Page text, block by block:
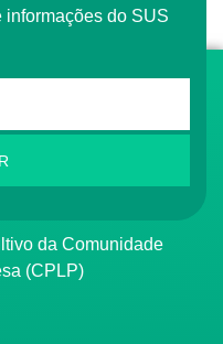
do SUS
da Comunidade
(CPLP)